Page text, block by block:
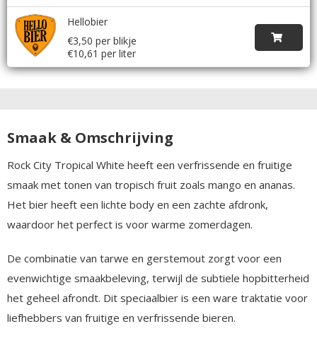
Hellobier
€3,50 per blikje
€10,61 per liter
Smaak & Omschrijving
Rock City Tropical White heeft een verfrissende en fruitige
smaak met tonen van tropisch fruit zoals mango en ananas.
Het bier heeft een lichte body en een zachte afdronk,
waardoor het perfect is voor warme zomerdagen.
De combinatie van tarwe en gerstemout zorgt voor een
evenwichtige smaakbeleving, terwijl de subtiele hopbitterheid
het geheel afrondt. Dit speciaalbier is een ware traktatie voor
liefhebbers van fruitige en verfrissende bieren.